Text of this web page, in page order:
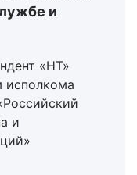
и
«НТ»
исполкома
и